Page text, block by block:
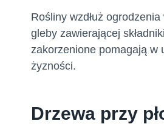
Rośliny wzdłuż
gleby zawierającej
zakorzenione pomagają w
żyzności.
Drzewa przy